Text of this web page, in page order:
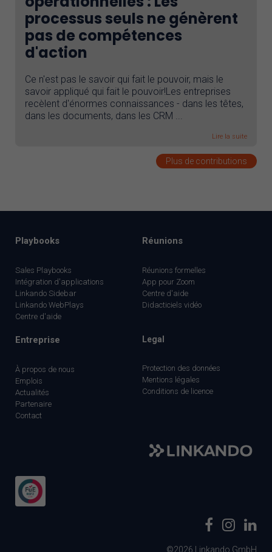
processus seuls ne génèrent
pas de compétences
d'action
Ce n'est pas le savoir qui fait le pouvoir, mais le
savoir appliqué qui fait le pouvoir!Les entreprises
recèlent d'énormes connaissances - dans les têtes,
dans les documents, dans les CRM ...
Lire la suite
Plus de contributions
Playbooks
Sales Playbooks
Intégration d'applications
Linkando Sidebar
Linkando WebPlays
Centre d'aide
Réunions
Réunions formelles
App pour Zoom
Centre d'aide
Didacticiels vidéo
Entreprise
À propos de nous
Emplois
Actualités
Partenaire
Contact
Legal
Protection des données
Mentions légales
Conditions de licence
©2026 Linkando GmbH